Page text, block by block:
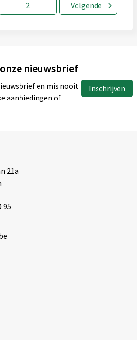
2 Volgende
nieuwsbrief
en mis nooit
aanbiedingen of
Inschrijven
21a
95